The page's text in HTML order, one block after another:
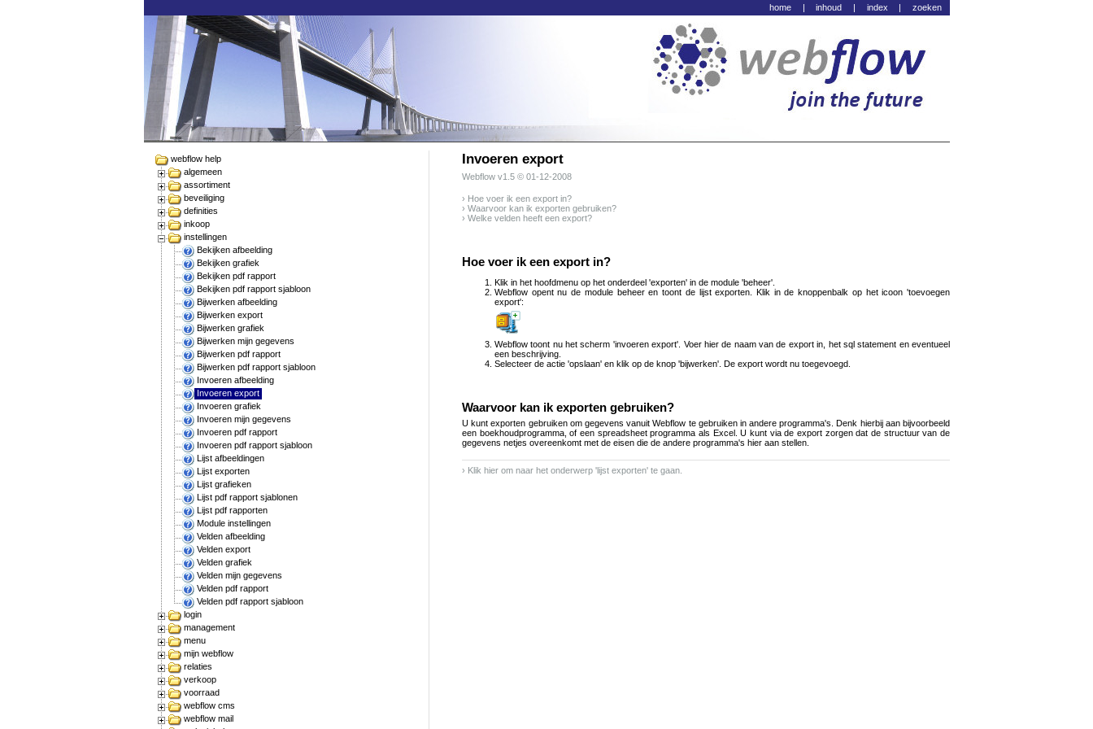
home|inhoud | index | zoeken
webflow help
algemeen
assortiment
beveiliging
definities
inkoop
instellingen
Bekijken afbeelding
Bekijken grafiek
Bekijken pdf rapport
Bekijken pdf rapport sjabloon
Bijwerken afbeelding
Bijwerken export
Bijwerken grafiek
Bijwerken mijn gegevens
Bijwerken pdf rapport
Bijwerken pdf rapport sjabloon
Invoeren afbeelding
Invoeren export
Invoeren grafiek
Invoeren mijn gegevens
Invoeren pdf rapport
Invoeren pdf rapport sjabloon
Lijst afbeeldingen
Lijst exporten
Lijst grafieken
Lijst pdf rapport sjablonen
Lijst pdf rapporten
Module instellingen
Velden afbeelding
Velden export
Velden grafiek
Velden mijn gegevens
Velden pdf rapport
Velden pdf rapport sjabloon
login
management
menu
mijn webflow
relaties
verkoop
voorraad
webflow cms
webflow mail
Invoeren export
Webflow v1.5 © 01-12-2008
› Hoe voer ik een export in?
› Waarvoor kan ik exporten gebruiken?
› Welke velden heeft een export?
Hoe voer ik een export in?
Klik in het hoofdmenu op het onderdeel 'exporten' in de module 'beheer'.
Webflow opent nu de module beheer en toont de lijst exporten. Klik in de knoppenbalk op het icoon 'toevoegen
export':
Webflow toont nu het scherm 'invoeren export'. Voer hier de naam van de export in, het sql statement en eventueel
een beschrijving.
Selecteer de actie 'opslaan' en klik op de knop 'bijwerken'. De export wordt nu toegevoegd.
Waarvoor kan ik exporten gebruiken?
U kunt exporten gebruiken om gegevens vanuit Webflow te gebruiken in andere programma's. Denk hierbij aan bijvoorbeeld
een boekhoudprogramma, of een spreadsheet programma als Excel. U kunt via de export zorgen dat de structuur van de
gegevens netjes overeenkomt met de eisen die de andere programma's hier aan stellen.
› Klik hier om naar het onderwerp 'lijst exporten' te gaan.